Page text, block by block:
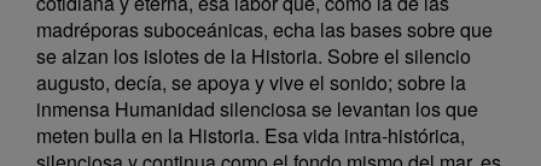
madréporas suboceánicas, echa las bases sobre que
se alzan los islotes de la Historia. Sobre el silencio
augusto, decía, se apoya y vive el sonido; sobre la
inmensa Humanidad silenciosa se levantan los que
meten bulla en la Historia. Esa vida intra-histórica,